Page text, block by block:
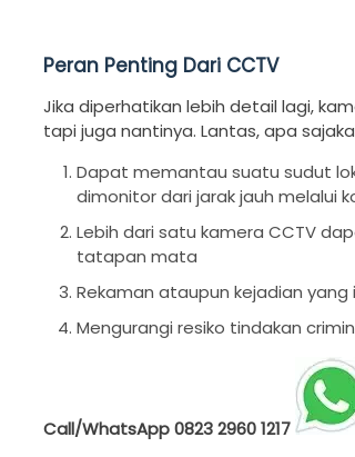
Peran Penting Dari CCTV
Jika diperhatikan lebih detail lagi,
tapi juga nantinya. Lantas, apa
Dapat memantau suatu sudut
dimonitor dari jarak jauh melalui
Lebih dari satu kamera CCTV
tatapan mata
Rekaman ataupun kejadian
Mengurangi resiko tindakan
Call/WhatsApp0823 2960 1217